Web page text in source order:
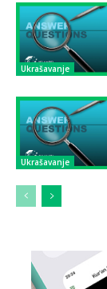
Ukrašavanje
Ukrašavanje